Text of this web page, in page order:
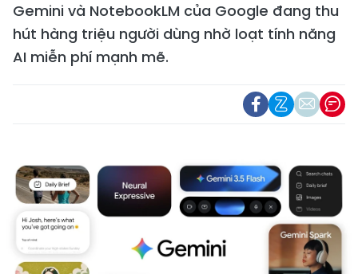
Gemini và NotebookLM của Google đang thu
hút hàng triệu người dùng nhờ loạt tính năng
AI miễn phí mạnh mẽ.